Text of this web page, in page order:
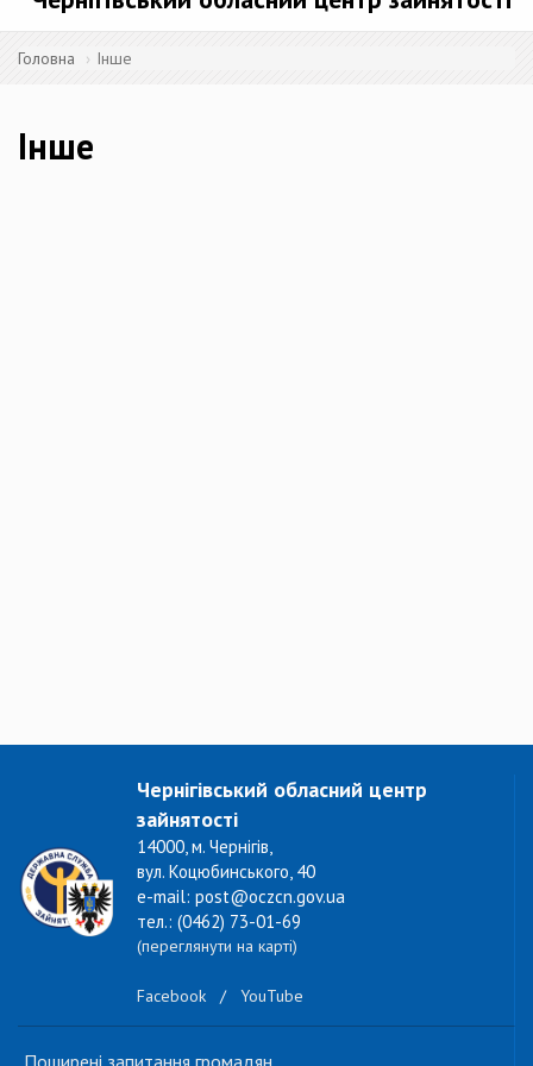
Головна Інше
Інше
Чернігівський обласний центр
зайнятості
14000, м. Чернігів,
вул. Коцюбинського, 40
e-mail: post@oczcn.gov.ua
тел.: (0462) 73-01-69
(переглянути на карті)
Facebook / YouTube
Поширені запитання громадян